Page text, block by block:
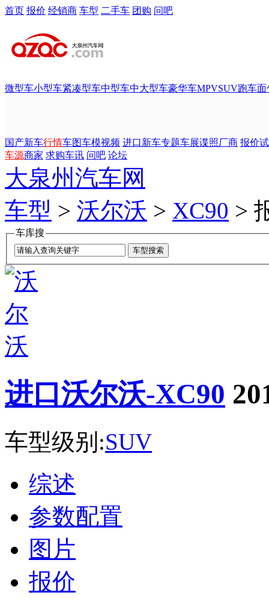
首页 报价 经销商 车型 二手车 团购 问吧
微型车小型车紧凑型车中型车中大型车豪华车MPVSUV跑车面
国产新车行情车图车模视频 进口新车专题车展谍照厂商 报价
车源商家 求购车讯 问吧 论坛
大泉州汽车网
车型 > 沃尔沃 > XC90 >
车库搜
进口沃尔沃-XC90
车型级别:SUV
综述
参数配置
图片
报价